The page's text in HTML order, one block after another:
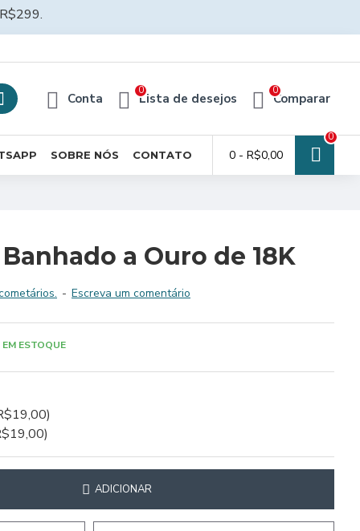
Conta Lista de desejos
0
Comparar
0
SOBRE NÓS CONTATO 0 - R$0,00
0
a Ouro de 18K
- Escreva um comentário
EM ESTOQUE
ADICIONAR